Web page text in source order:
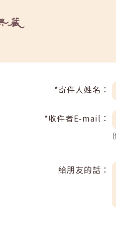
*寄件人姓名：
*收件者E-mail：
給朋友的話：